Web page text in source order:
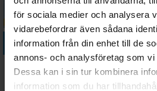
för sociala medier och analysera
vidarebefordrar även sådana
information från din enhet till de
annons- och analysföretag som vi
Dessa kan i sin tur kombinera
information som du har
Köp
Lockheed F16C Block 25/32
Fighting Falco